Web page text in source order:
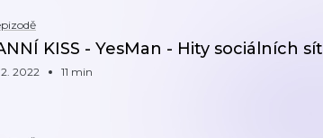
KISS - YesMan - Hity sociálních
2022 11 min